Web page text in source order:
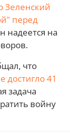
Зеленский
перед
надеется на
что
достигло 41
задача
войну